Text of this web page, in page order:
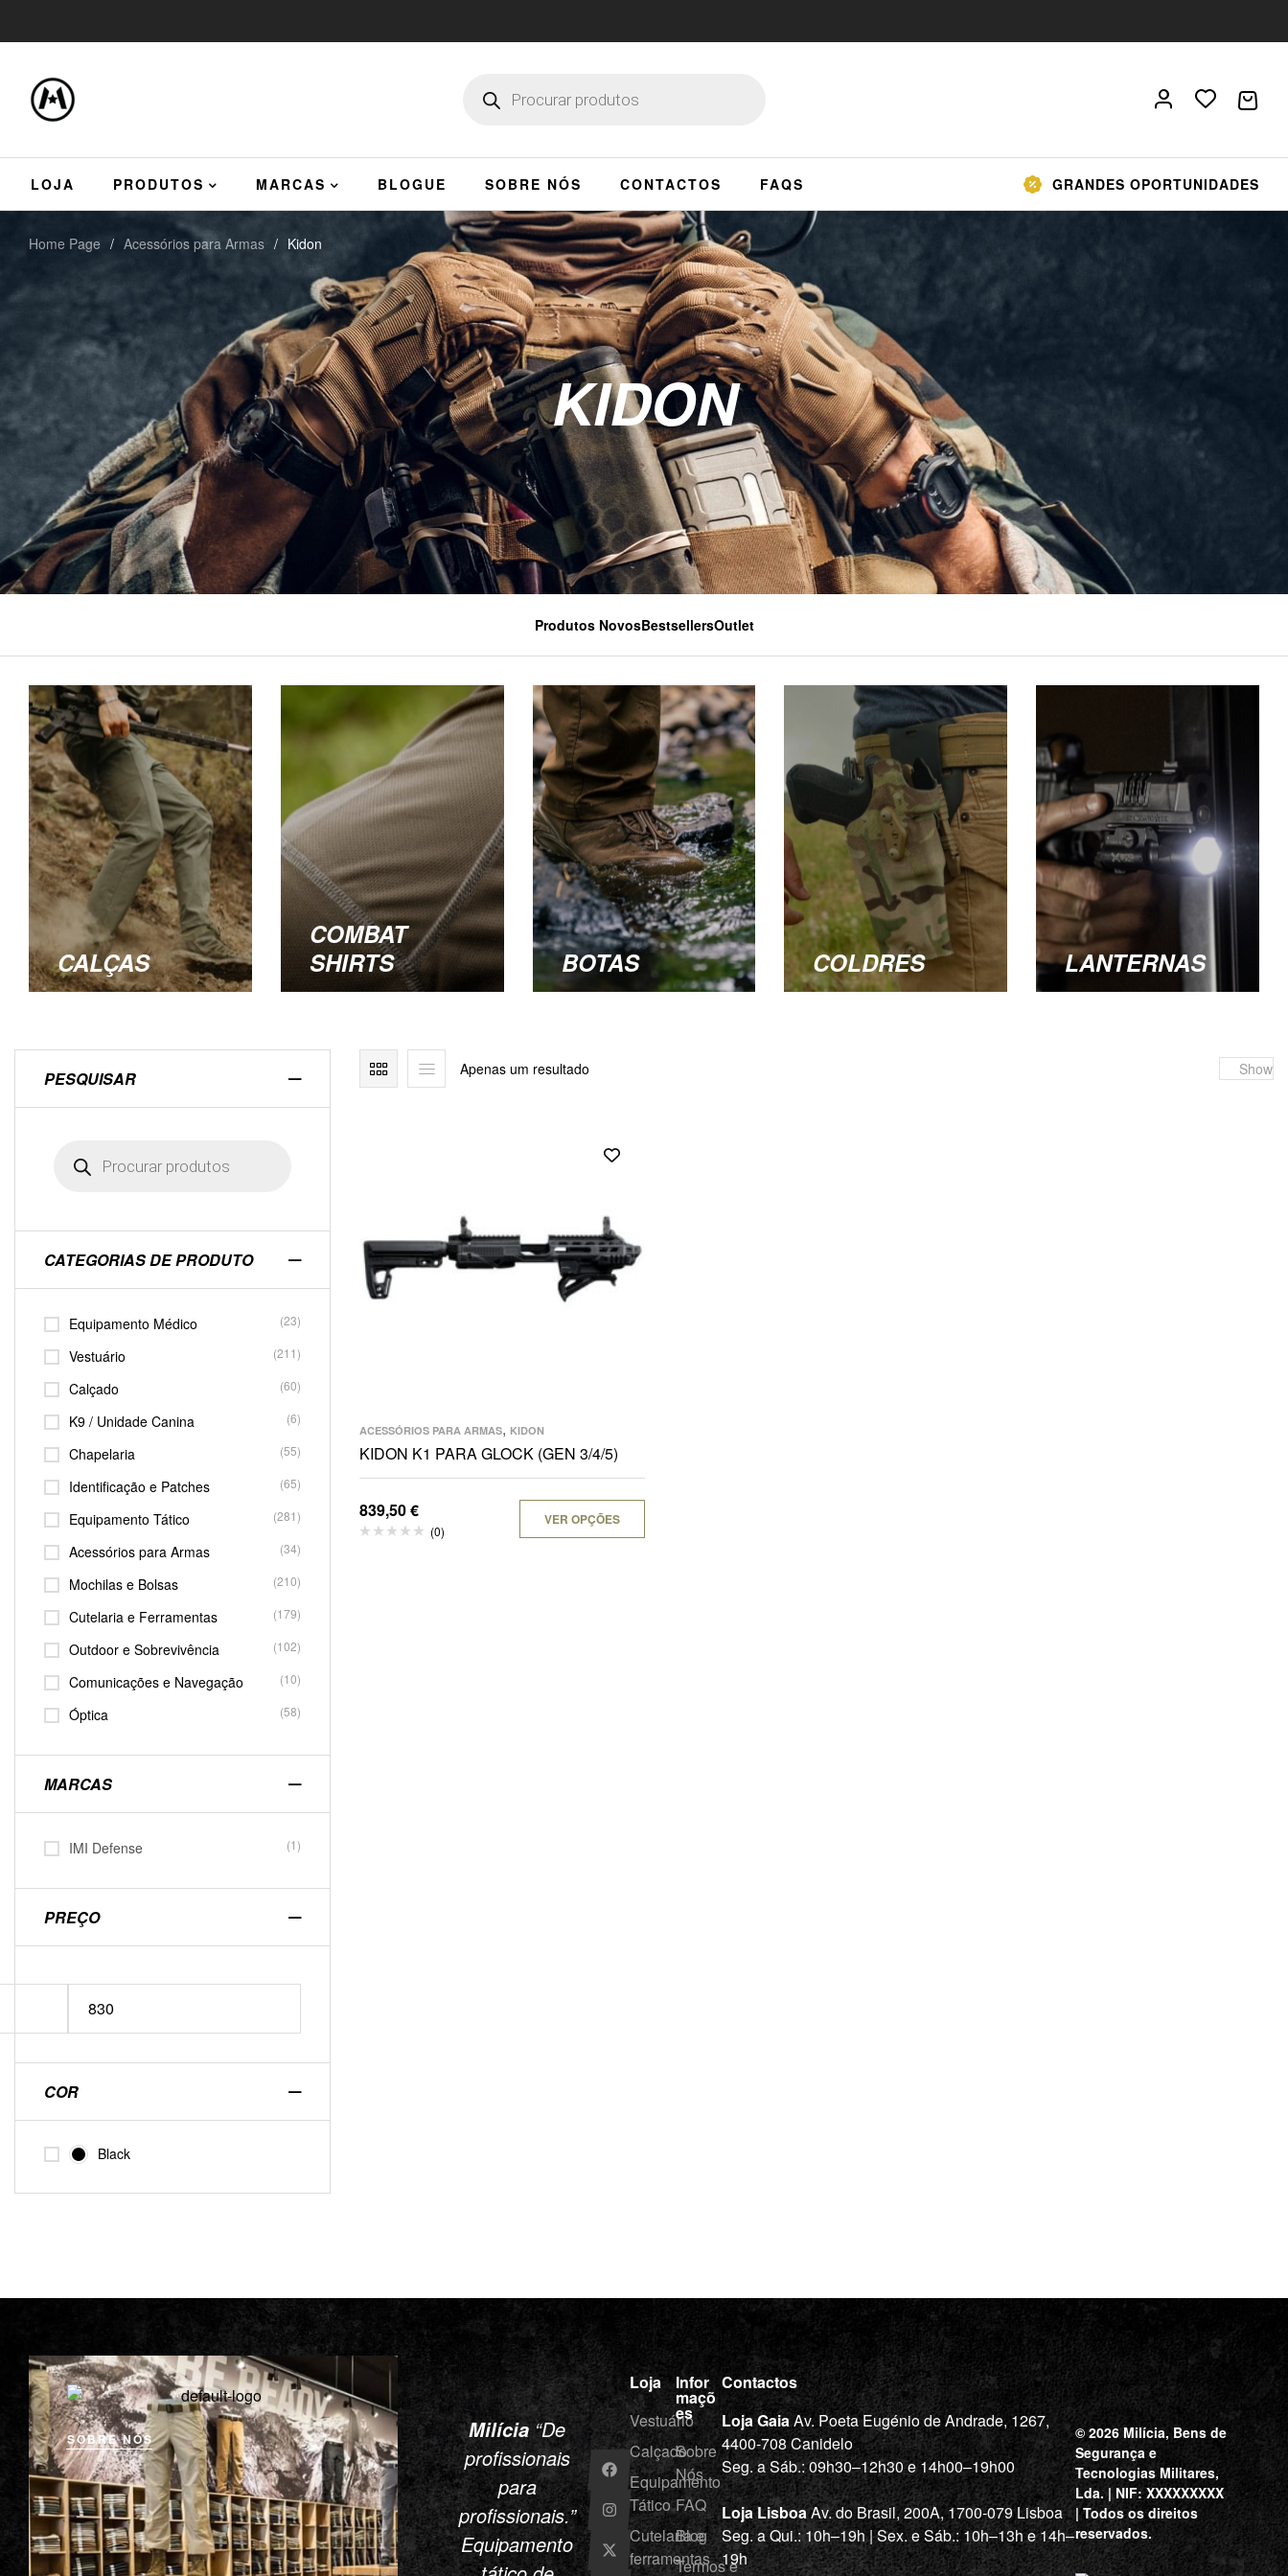
LOJA PRODUTOS MARCAS BLOGUE SOBRE NÓS CONTACTOS FAQS GRANDES OPORTUNIDADES
KIDON
Home Page / Acessórios para Armas / Kidon
Produtos NovosBestsellersOutlet
CALÇAS
COMBAT
SHIRTS
BOTAS COLDRES LANTERNAS
Apenas um resultado Show
ACESSÓRIOS PARA ARMAS, KIDON
KIDON K1 PARA GLOCK (GEN 3/4/5)
839,50€
(0)
VER OPÇÕES
PESQUISAR
CATEGORIAS DE PRODUTO
Equipamento Médico (23)
Vestuário (211)
Calçado (60)
K9 / Unidade Canina (6)
Chapelaria (55)
Identificação e Patches (65)
Equipamento Tático (281)
Acessórios para Armas (34)
Mochilas e Bolsas (210)
Cutelaria e Ferramentas (179)
Outdoor e Sobrevivência (102)
Comunicações e Navegação (10)
Óptica (58)
MARCAS
IMI Defense (1)
PREÇO
COR
Black
SOBRE NÓS Milícia“De
profissionais
para
profissionais.”
Equipamento
Loja
Vestuário
Calçado
Equipamento
Tático
Cutelaria e
ferramentas
Infor
maçõ
es
Sobre
Nós
FAQ
Blog
Termos e
Contactos
Loja GaiaAv. Poeta Eugénio de Andrade, 1267,
4400-708 Canidelo
Seg. a Sáb.: 09h30–12h30 e 14h00–19h00
Loja LisboaAv. do Brasil, 200A, 1700-079 Lisboa
Seg. a Qui.: 10h–19h | Sex. e Sáb.: 10h–13h e 14h–
19h
© 2026 Milícia, Bens de
Segurança e
Tecnologias Militares,
Lda. | NIF: XXXXXXXXX
| Todos os direitos
reservados.